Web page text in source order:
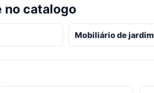
no catalogo
Mobiliário de jardim